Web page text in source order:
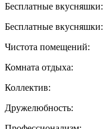
Бесплатные вкусняшки:
Бесплатные вкусняшки:
Чистота помещений:
Комната отдыха:
Коллектив:
Дружелюбность: